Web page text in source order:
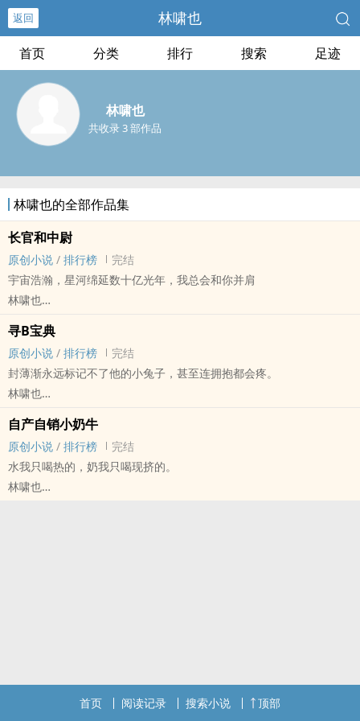
返回 林啸也
首页 分类 排行 搜索 足迹
林啸也
共收录 3 部作品
林啸也的全部作品集
长官和中尉
原创小说 / 排行榜
完结
宇宙浩瀚，星河绵延数十亿光年，我总会和你并肩
林啸也
原创小说 - 现代 - BL - 短篇
完结 - ABO - 强强 - 荤素均衡
暴力‌人‎‍‎妻‍‍‌omega和严厉长官alpha｜生子
寻B宝典
原创小说 / 排行榜
完结
封薄渐永远标记不了他的小兔子，甚至连拥抱都会疼。
林啸也
现代 - ABO - 破镜重圆 - 攻宠受
破镜重圆｜狼A兔B
自产自销小奶牛
原创小说 / 排行榜
完结
水我只喝热的，奶我只喝现挤的。
林啸也
首页 阅读记录 搜索小说 顶部